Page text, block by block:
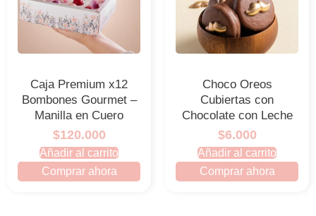
Caja Premium x12
Bombones Gourmet –
Manilla en Cuero
$120.000
Añadir al carrito
Comprar ahora
Choco Oreos
Cubiertas con
Chocolate con Leche
$6.000
Añadir al carrito
Comprar ahora